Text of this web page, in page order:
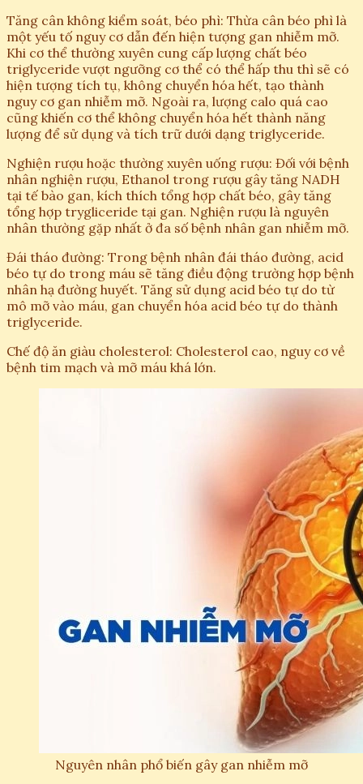
Tăng cân không kiểm soát, béo phì: Thừa cân béo phì là
một yếu tố nguy cơ dẫn đến hiện tượng gan nhiễm mỡ.
Khi cơ thể thường xuyên cung cấp lượng chất béo
triglyceride vượt ngưỡng cơ thể có thể hấp thu thì sẽ có
hiện tượng tích tụ, không chuyển hóa hết, tạo thành
nguy cơ gan nhiễm mỡ. Ngoài ra, lượng calo quá cao
cũng khiến cơ thể không chuyển hóa hết thành năng
lượng để sử dụng và tích trữ dưới dạng triglyceride.
Nghiện rượu hoặc thường xuyên uống rượu: Đối với bệnh
nhân nghiện rượu, Ethanol trong rượu gây tăng NADH
tại tế bào gan, kích thích tổng hợp chất béo, gây tăng
tổng hợp trygliceride tại gan. Nghiện rượu là nguyên
nhân thường gặp nhất ở đa số bệnh nhân gan nhiễm mỡ.
Đái tháo đường: Trong bệnh nhân đái tháo đường, acid
béo tự do trong máu sẽ tăng điều động trường hợp bệnh
nhân hạ đường huyết. Tăng sử dụng acid béo tự do từ
mô mỡ vào máu, gan chuyển hóa acid béo tự do thành
triglyceride.
Chế độ ăn giàu cholesterol: Cholesterol cao, nguy cơ về
bệnh tim mạch và mỡ máu khá lớn.
Nguyên nhân phổ biến gây gan nhiễm mỡ